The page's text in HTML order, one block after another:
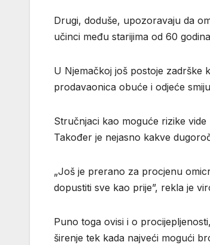
Drugi, doduše, upozoravaju da
učinci među starijima od 60
U Njemačkoj još postoje zadrške
prodavaonica obuće i odjeće
Stručnjaci kao moguće rizike
Također je nejasno kakve
„Još je prerano za procjenu
dopustiti sve kao prije”, rekla je
Puno toga ovisi i o
širenje tek kada najveći mogući